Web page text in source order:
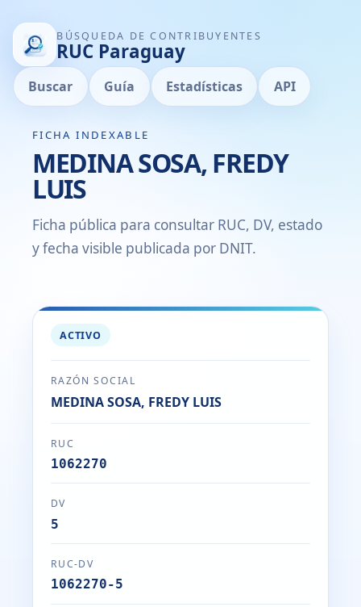
BÚSQUEDA DE CONTRIBUYENTES
RUC Paraguay
Buscar Guía Estadísticas API
FICHA INDEXABLE
MEDINA SOSA, FREDY
LUIS
Ficha pública para consultar RUC, DV, estado
y fecha visible publicada por DNIT.
ACTIVO
RAZÓN SOCIAL
MEDINA SOSA, FREDY LUIS
RUC
1062270
DV
5
RUC-DV
1062270-5